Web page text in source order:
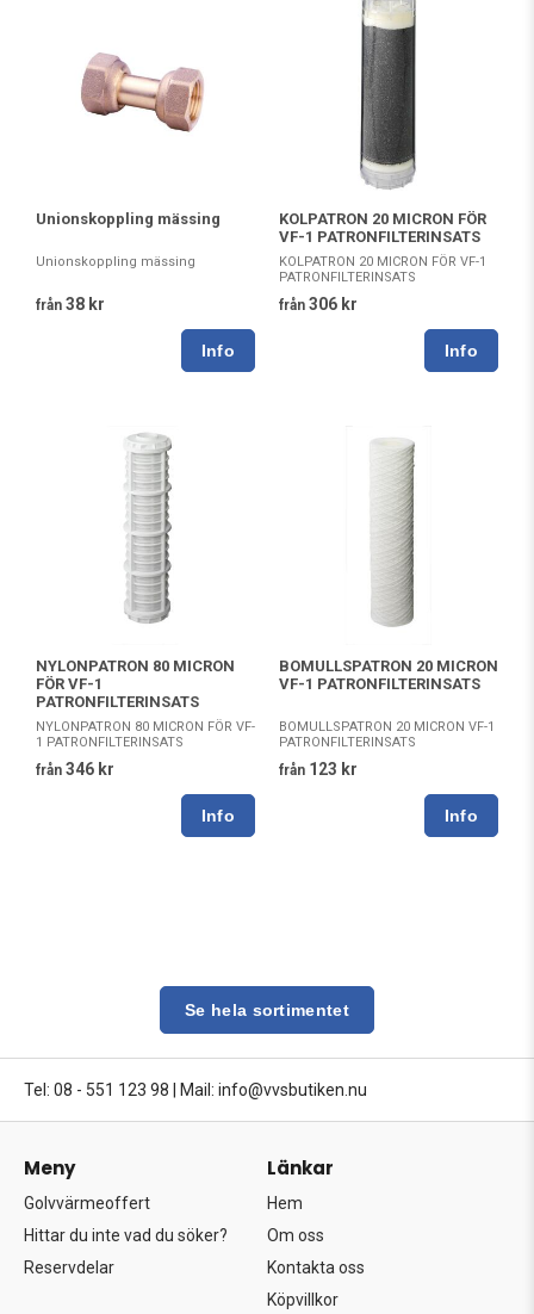
Unionskoppling mässing
Unionskoppling mässing
från 38 kr
KOLPATRON 20 MICRON FÖR
VF-1 PATRONFILTERINSATS
KOLPATRON 20 MICRON FÖR VF-1
PATRONFILTERINSATS
från 306 kr
NYLONPATRON 80 MICRON
FÖR VF-1
PATRONFILTERINSATS
NYLONPATRON 80 MICRON FÖR VF-
1 PATRONFILTERINSATS
från 346 kr
BOMULLSPATRON 20 MICRON
VF-1 PATRONFILTERINSATS
BOMULLSPATRON 20 MICRON VF-1
PATRONFILTERINSATS
från 123 kr
Se hela sortimentet
Tel: 08 - 551 123 98 Mail: info@vvsbutiken.nu
Meny
Golvvärmeoffert
Hittar du inte vad du söker?
Reservdelar
Länkar
Hem
Om oss
Kontakta oss
Köpvillkor